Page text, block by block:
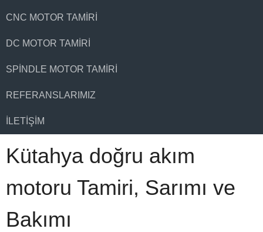
CNC MOTOR TAMIRI
DC MOTOR TAMIRI
SPINDLE MOTOR TAMIRI
REFERANSLARIMIZ
İLETIŞIM
Kütahya doğru akım
motoru Tamiri, Sarımı ve
Bakımı